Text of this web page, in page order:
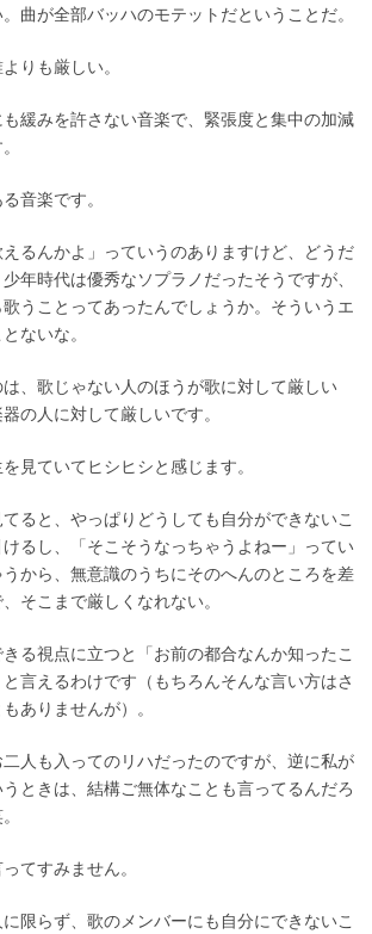
曲が全部バッハのモテットだということだ。
りも厳しい。
緩みを許さない音楽で、緊張度と集中の加減
音楽です。
えるんかよ」っていうのありますけど、どうだ
年時代は優秀なソプラノだったそうですが、
うことってあったんでしょうか。そういうエ
ないな。
、歌じゃない人のほうが歌に対して厳しい
の人に対して厳しいです。
見ていてヒシヒシと感じます。
ると、やっぱりどうしても自分ができないこ
るし、「そこそうなっちゃうよねー」ってい
から、無意識のうちにそのへんのところを差
そこまで厳しくなれない。
る視点に立つと「お前の都合なんか知ったこ
言えるわけです（もちろんそんな言い方はさ
ありませんが）。
人も入ってのリハだったのですが、逆に私が
ときは、結構ご無体なことも言ってるんだろ
てすみません。
限らず、歌のメンバーにも自分にできないこ